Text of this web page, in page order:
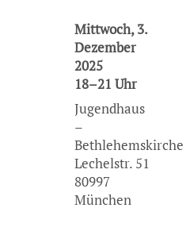
Mittwoch, 3.
Dezember
2025
18–21 Uhr
Jugendhaus
–
Bethlehemskirche
Lechelstr. 51
80997
München